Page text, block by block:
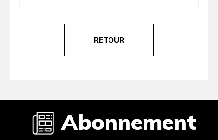
RETOUR
Abonnement